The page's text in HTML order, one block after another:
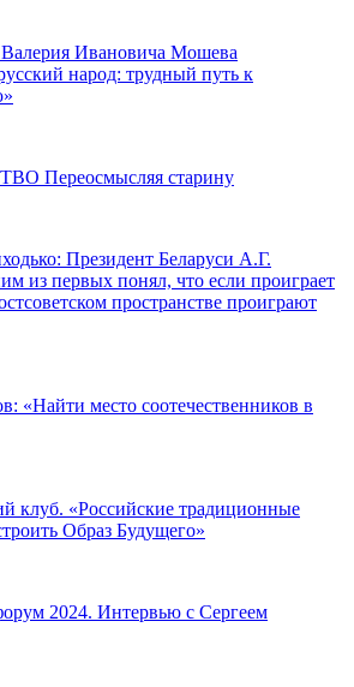
Ивановича Мошева
народ: трудный путь к
Переосмысляя старину
Президент Беларуси А.Г.
из первых понял, что если проиграет
пространстве проиграют
«Найти место соотечественников в
клуб. «Российские традиционные
Образ Будущего»
2024. Интервью с Сергеем